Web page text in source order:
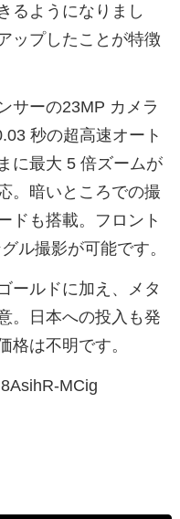
るようになりまし
ップしたことが特徴
サーの23MP カメラ
秒の超高速オート
に最大 5 倍ズームが
。暗いところでの撮
ドも搭載。フロント
ル撮影が可能です。
ールドに加え、メタ
。日本への投入も発
格は不明です。
MCig